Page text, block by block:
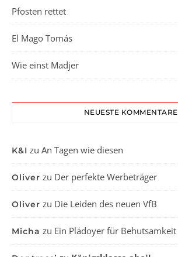
Pfosten rettet
El Mago Tomás
Wie einst Madjer
NEUESTE KOMMENTARE
K&I zu An Tagen wie diesen
Oliver zu Der perfekte Werbeträger
Oliver zu Die Leiden des neuen VfB
Micha zu Ein Plädoyer für Behutsamkeit